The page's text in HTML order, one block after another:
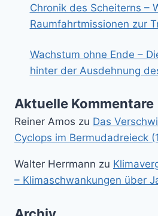
Chronik des Scheiterns –
Raumfahrtmissionen zur
Wachstum ohne Ende –
hinter der Ausdehnung
Aktuelle Kommentare
Reiner Amos zu Das
Cyclops im Bermudadreieck
Walter Herrmann zu
– Klimaschwankungen über